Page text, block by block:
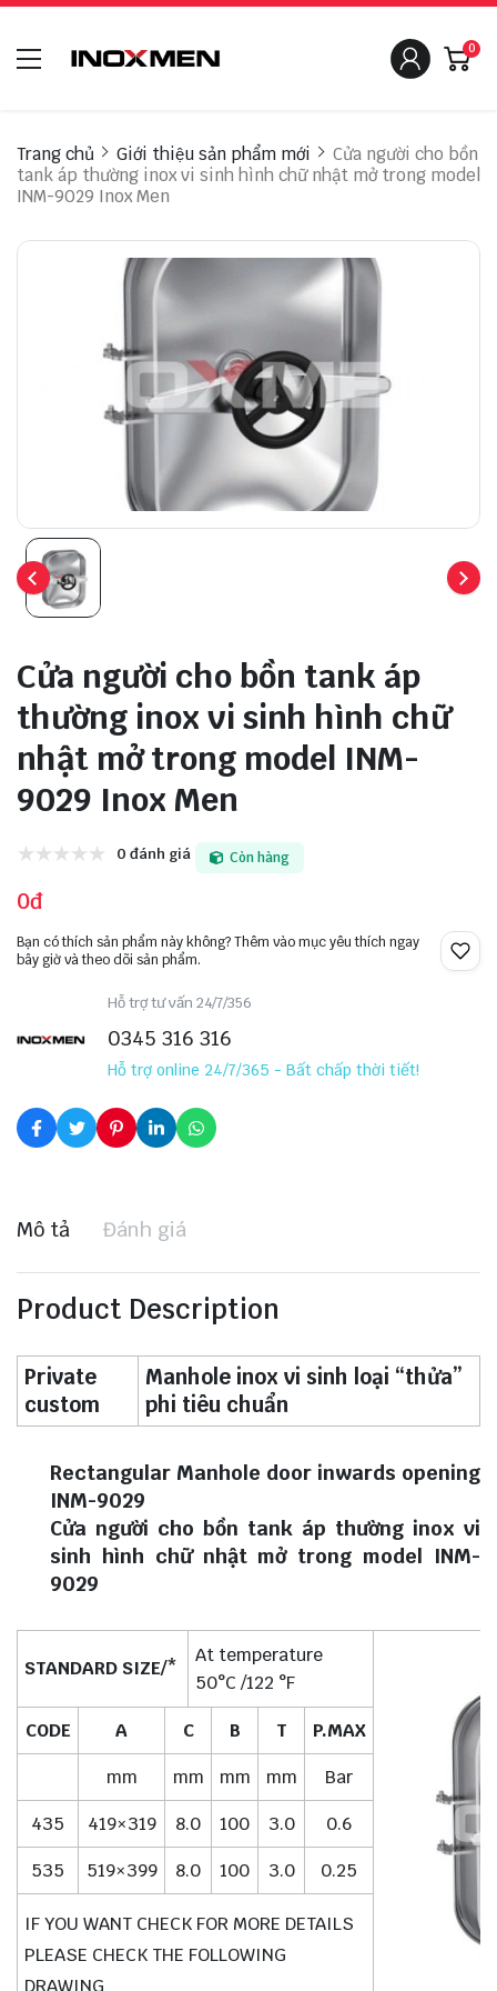
0
Trang chủ Giới thiệu sản phẩm mới
Cửa người cho bồn
tank áp thường inox vi sinh hình chữ nhật mở trong model
INM-9029 Inox Men
Cửa người cho bồn tank áp
thường inox vi sinh hình chữ
nhật mở trong model INM-
9029 Inox Men
0 đánh giá Còn hàng
0đ
Bạn có thích sản phẩm này không? Thêm vào mục yêu thích ngay
bây giờ và theo dõi sản phẩm.
Hỗ trợ tư vấn 24/7/356
0345 316 316
Hỗ trợ online 24/7/365 - Bất chấp thời tiết!
Mô tả Đánh giá
Product Description
Private
custom
Manhole inox vi sinh loại “thửa”
phi tiêu chuẩn
Rectangular Manhole door inwards opening
INM-9029
Cửa người cho bồn tank áp thường inox vi
sinh hình chữ nhật mở trong model INM-
9029
STANDARD SIZE/*
At temperature
50°C /122 °F
CODE A C B T
P.MAX
mm
mm mm mm
Bar
435
419×319 8.0 100 3.0
0.6
535
519×399 8.0 100 3.0 0.25
IF YOU WANT CHECK FOR MORE DETAILS
PLEASE CHECK THE FOLLOWING
DRAWING